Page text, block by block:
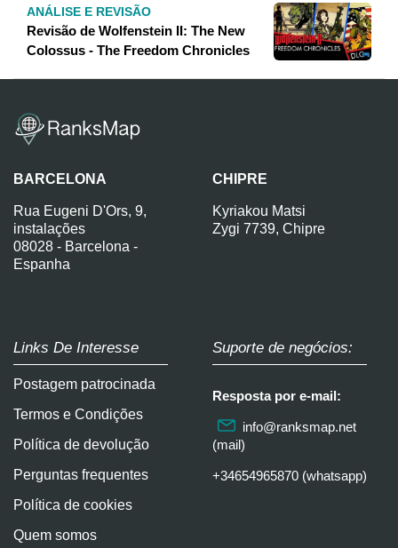
ANÁLISE E REVISÃO
Revisão de Wolfenstein II: The New
Colossus - The Freedom Chronicles
BARCELONA
Rua Eugeni D'Ors, 9,
instalações
08028 - Barcelona -
Espanha
CHIPRE
Kyriakou Matsi
Zygi 7739, Chipre
Links De Interesse
Postagem patrocinada
Termos e Condições
Política de devolução
Perguntas frequentes
Política de cookies
Quem somos
Suporte de negócios:
Resposta por e-mail:
info@ranksmap.net
(mail)
+34654965870 (whatsapp)